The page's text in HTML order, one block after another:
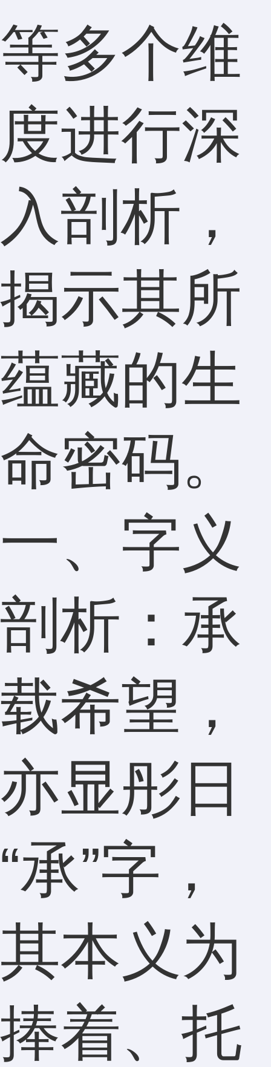
等多个维
度进行深
入剖析，
揭示其所
蕴藏的生
命密码。
一、字义
剖析：承
载希望，
亦显彤日
“承”字，
其本义为
捧着、托